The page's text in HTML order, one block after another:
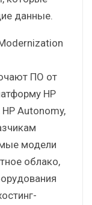
данные.
ПО от
HP
Autonomy,
модели
облако,